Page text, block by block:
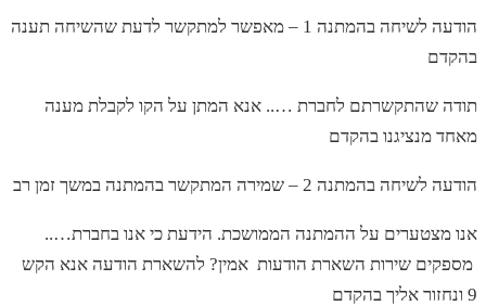
הודעה לשיחה בהמתנה 1 – מאפשר למתקשר לדעת שהשיחה תענה
בהקדם
תודה שהתקשרתם לחברת ….. אנא המתן על הקו לקבלת מענה
מאחד מנציגנו בהקדם
הודעה לשיחה בהמתנה 2 – שמירה המתקשר בהמתנה במשך זמן רב
אנו מצטערים על ההמתנה הממושכת. הידעת כי אנו בחברת…..
מספקים שירות השארת הודעות אמין? להשארת הודעה אנא הקש
9 ונחזור אליך בהקדם